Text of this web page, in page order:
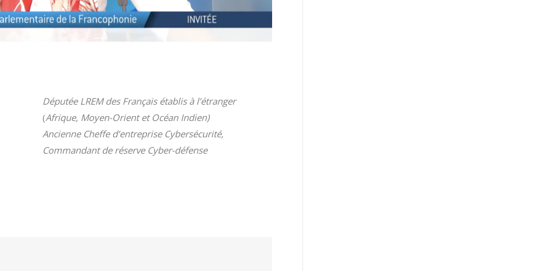
Députée LREM des Français établis à l’étranger
(Afrique, Moyen-Orient et Océan Indien)
Ancienne Cheffe d’entreprise Cybersécurité,
Commandant de réserve Cyber-défense